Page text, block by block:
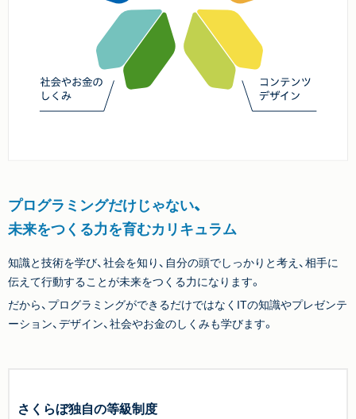
プログラミングだけじゃない、
未来をつくる力を育むカリキュラム
知識と技術を学び、社会を知り、自分の頭でしっかりと考え、相手に
伝えて行動することが未来をつくる力になります。
だから、プログラミングができるだけではなくITの知識やプレゼンテ
ーション、デザイン、社会やお金のしくみも学びます。
さくらぼ独自の等級制度